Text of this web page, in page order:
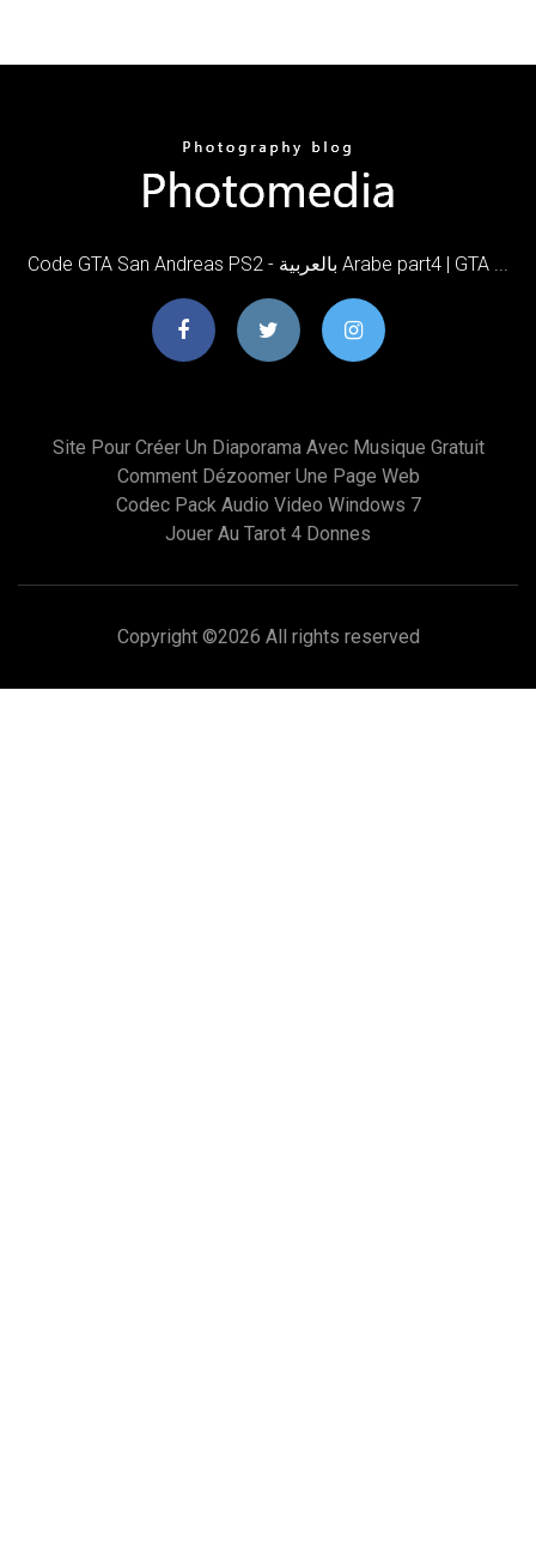
Code GTA San Andreas PS2 - بالعربية Arabe part4 | GTA ...
Site Pour Créer Un Diaporama Avec Musique Gratuit
Comment Dézoomer Une Page Web
Codec Pack Audio Video Windows 7
Jouer Au Tarot 4 Donnes
Copyright ©2026 All rights reserved